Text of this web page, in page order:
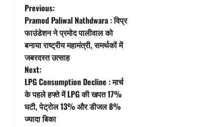
P
o
s
t
n
a
Previous:
Pramod Paliwal Nathdwara : विप्र
फाउंडेशन ने प्रमोद पालीवाल को
बनाया राष्ट्रीय महामंत्री, समर्थकों में
जबरदस्त उत्साह
Next:
LPG Consumption Decline : मार्च
के पहले हफ्ते में LPG की खपत 17%
घटी, पेट्रोल 13% और डीजल 8%
ज्यादा बिका